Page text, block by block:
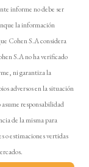
informe no debe ser
la información
Cohen S.A considera
S.A no ha verificado
ni garantiza la
adversos en la situación
responsabilidad
de la misma para
o estimaciones vertidas